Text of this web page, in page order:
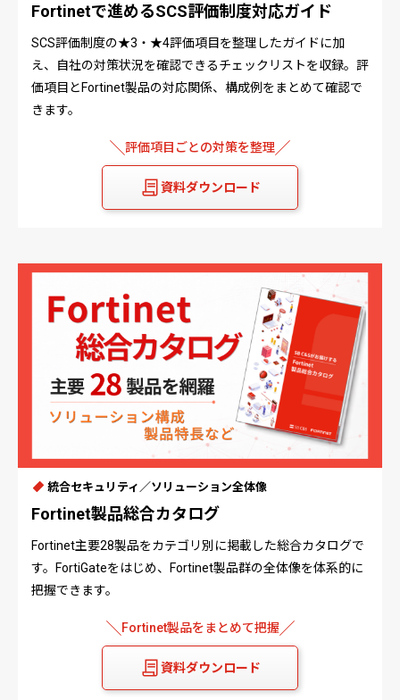
Fortinetで進めるSCS評価制度対応ガイド
SCS評価制度の★3・★4評価項目を整理したガイドに加
え、自社の対策状況を確認できるチェックリストを収録。評
価項目とFortinet製品の対応関係、構成例をまとめて確認で
きます。
評価項目ごとの対策を整理
資料ダウンロード
統合セキュリティ／ソリューション全体像
Fortinet製品総合カタログ
Fortinet主要28製品をカテゴリ別に掲載した総合カタログで
す。FortiGateをはじめ、Fortinet製品群の全体像を体系的に
把握できます。
Fortinet製品をまとめて把握
資料ダウンロード